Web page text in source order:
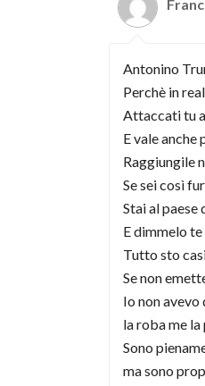
Antonino
Perchè in
Attaccati tu
E vale
Raggiungile
Se sei così
Stai al
E dimmelo
Tutto sto
Se non
Io non
la roba me
Sono
ma sono